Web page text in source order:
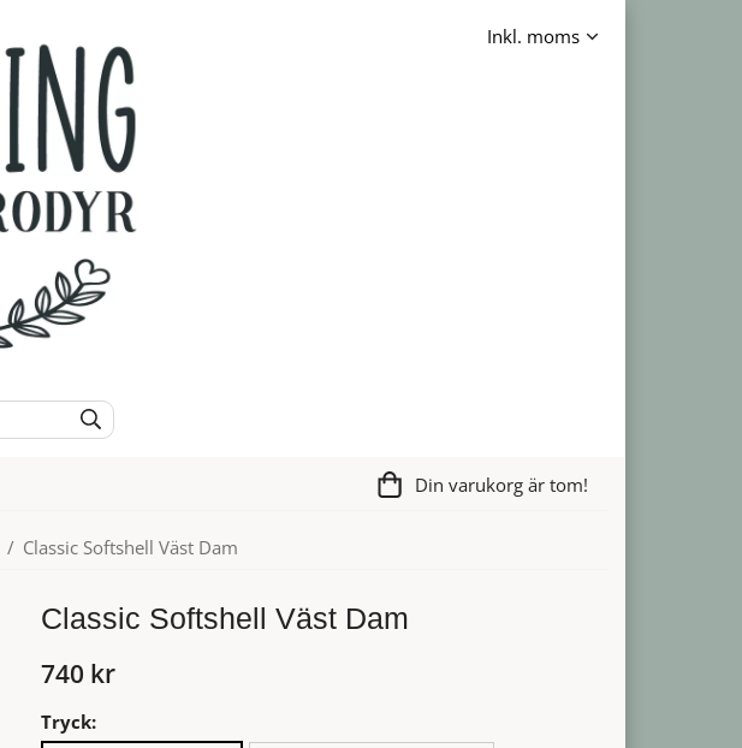
Din varukorg är tom!
/ Classic Softshell Väst Dam
Classic Softshell Väst Dam
740 kr
Tryck: